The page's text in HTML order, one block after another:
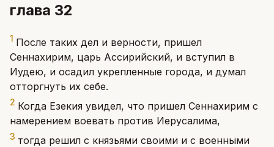
глава 32
1 После таких дел и верности, пришел
Сеннахирим, царь Ассирийский, и вступил в
Иудею, и осадил укрепленные города, и думал
отторгнуть их себе.
2 Когда Езекия увидел, что пришел Сеннахирим с
намерением воевать против Иерусалима,
3 тогда решил с князьями своими и с военными